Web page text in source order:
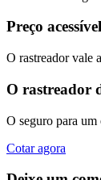
Preço acessível
O rastreador vale
O rastreador
O seguro para um
Cotar agora